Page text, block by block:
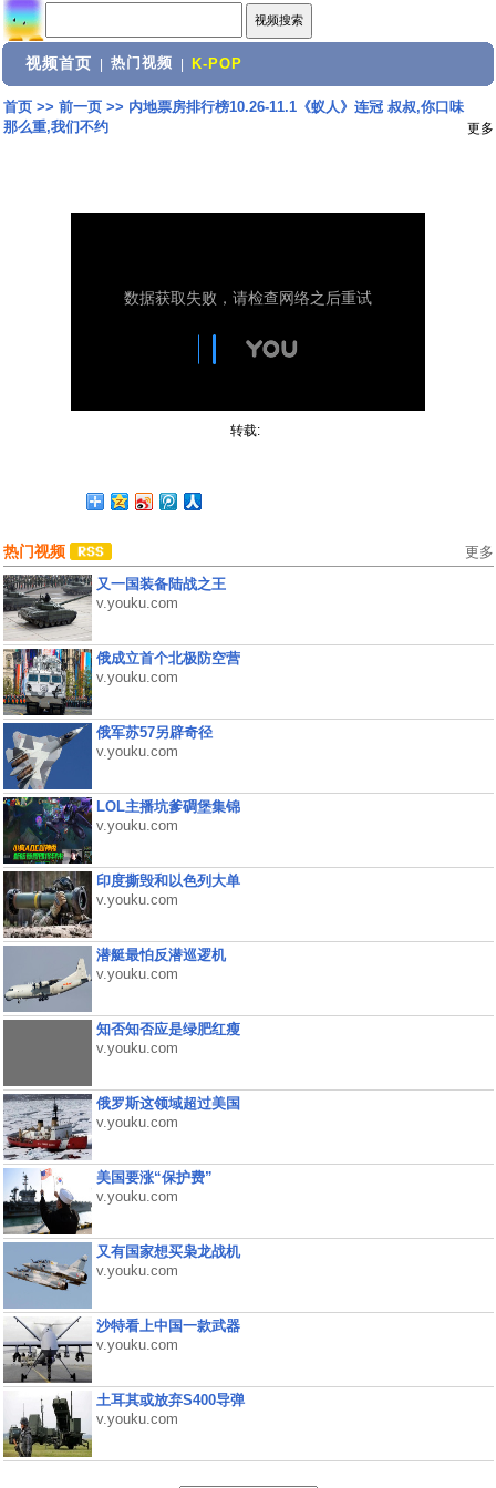
视频首页 热门视频 K-POP
首页>> 前一页>> 内地票房排行榜10.26-11.1《蚁人》连冠 叔叔,你口味
那么重,我们不约
更多
转载:
热门视频 更多
又一国装备陆战之王
v.youku.com
俄成立首个北极防空营
v.youku.com
俄军苏57另辟奇径
v.youku.com
LOL主播坑爹碉堡集锦
v.youku.com
印度撕毁和以色列大单
v.youku.com
潜艇最怕反潜巡逻机
v.youku.com
知否知否应是绿肥红瘦
v.youku.com
俄罗斯这领域超过美国
v.youku.com
美国要涨“保护费”
v.youku.com
又有国家想买枭龙战机
v.youku.com
沙特看上中国一款武器
v.youku.com
土耳其或放弃S400导弹
v.youku.com